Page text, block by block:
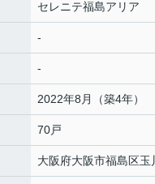
セレニテ福島アリア
-
-
2022年8月（築4年）
70戸
大阪府大阪市福島区玉